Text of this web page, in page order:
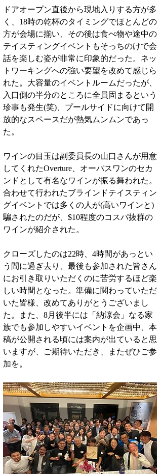
ドアオープン直後から現地入りする方が多
く、18時の乾杯のタイミングでほとんどの
方が会場に揃い、その後は食べ物や途中の
テイスティングイベントもそっちのけで会
話を楽しむ姿が非常に印象的だった。ネッ
トワーキングへの強い要望を改めて感じら
れた。大容量のイベントルームだったが、
入口側の半分のところに全員固まるという
珍事も発生(笑)、プールサイドに向けて開
放的なスペースだが熱気ムンムンであっ
た。
ワインの目玉は副委員長の山口さんが用意
してくれたOverture、オーパスワンのセカ
ンドとして有名なワインが振る舞われた。
合わせて行われたブラインドテイスティン
グイベントでは多くの人が(高いワインと)
騙されたのだが、$10程度のコスパ抜群の
ワインが紹介された。
クローズしたのは22時、4時間があっとい
う間に過ぎ去り、最後も参加された皆さん
にお引き取りいただくのに苦労するほど楽
しい時間となった。準備に関わっていただ
いた皆様、改めてありがとうございまし
た。また、8月後半には「納涼会」なる家
族でも参加しやすいイベントを企画中、本
稿が公開される頃には案内が出ていると思
いますが、ご期待いただき、またぜひご参
加を。